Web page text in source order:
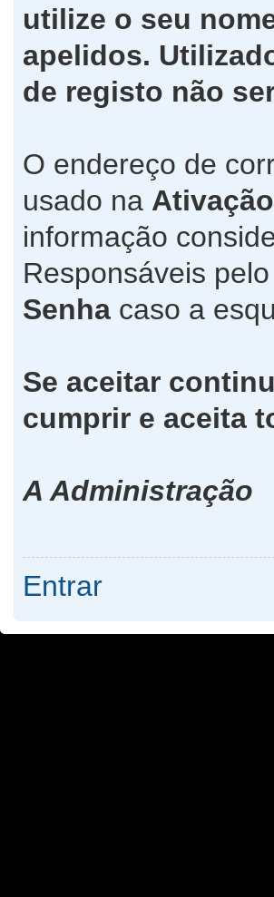
utilize o seu
apelidos.
de registo não
O endereço de
usado na Ativação
informação
Responsáveis
Senha caso a
Se aceitar
cumprir e aceita
A Administração
Entrar